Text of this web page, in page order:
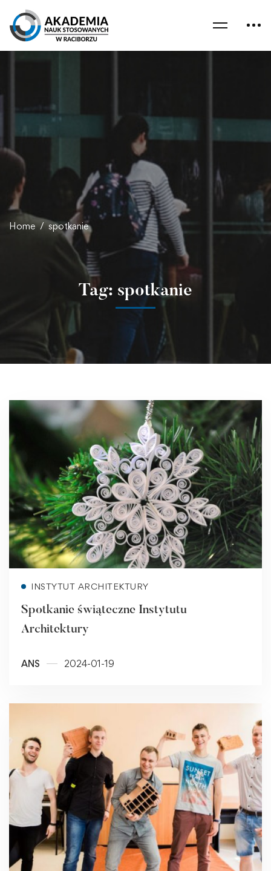
Home spotkanie
Tag: spotkanie
INSTYTUT ARCHITEKTURY
Spotkanie świąteczne Instytutu
Architektury
ANS 2024-01-19